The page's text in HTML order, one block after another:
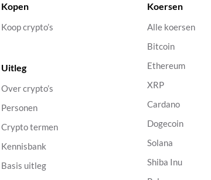
Kopen
Koop crypto’s
Uitleg
Over crypto’s
Personen
Crypto termen
Kennisbank
Basis uitleg
Koersen
Alle koersen
Bitcoin
Ethereum
XRP
Cardano
Dogecoin
Solana
Shiba Inu